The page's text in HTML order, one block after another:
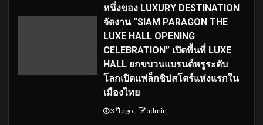
หนึ่งของ LUXURY DESTINATION
จัดงาน “SIAM PARAGON THE
LUXE HALL OPENING
CELEBRATION” เปิดพื้นที่ LUXE
HALL ยกขบวนแบรนด์หรูระดับ
โลกเปิดแฟล็กชิปสโตร์แห่งแรกใน
เมืองไทย
3 ปี ago admin